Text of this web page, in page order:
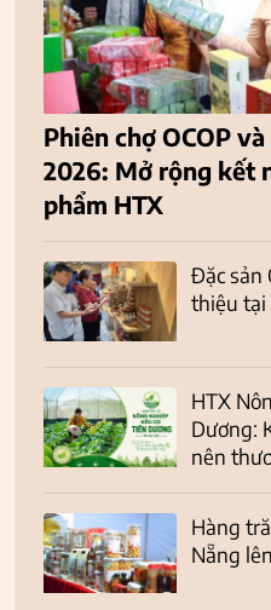
Phiên chợ OCOP
2026: Mở rộng kết
phẩm HTX
Đặc sản
thiệu tại
HTX
Dương:
nên
Hàng
Nẵng